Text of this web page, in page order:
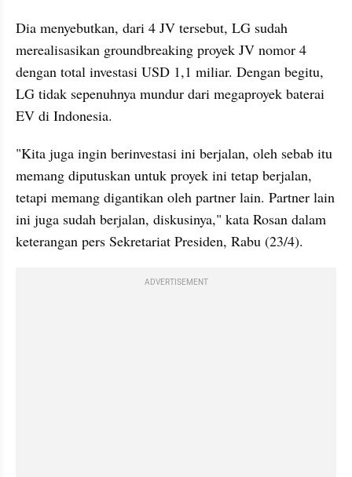
Dia menyebutkan, dari 4 JV tersebut, LG sudah
merealisasikan groundbreaking proyek JV nomor 4
dengan total investasi USD 1,1 miliar. Dengan begitu,
LG tidak sepenuhnya mundur dari megaproyek baterai
EV di Indonesia.
"Kita juga ingin berinvestasi ini berjalan, oleh sebab itu
memang diputuskan untuk proyek ini tetap berjalan,
tetapi memang digantikan oleh partner lain. Partner lain
ini juga sudah berjalan, diskusinya," kata Rosan dalam
keterangan pers Sekretariat Presiden, Rabu (23/4).
ADVERTISEMENT